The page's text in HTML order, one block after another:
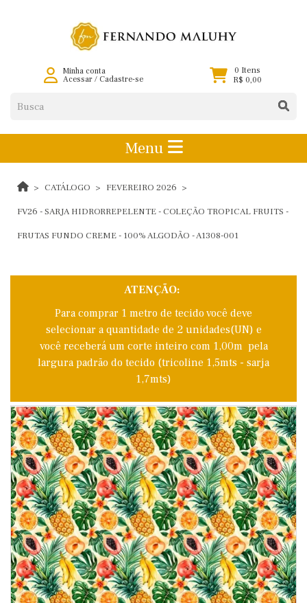
Minha conta
Acessar/ Cadastre-se
0 Itens
R$ 0,00
Menu
CATÁLOGO FEVEREIRO 2026
FV26 - SARJA HIDRORREPELENTE - COLEÇÃO TROPICAL FRUITS -
FRUTAS FUNDO CREME - 100% ALGODÃO - A1308-001
ATENÇÃO:
Para comprar 1 metro de tecido você deve
selecionar a quantidade de 2 unidades(UN) e
você receberá um corte inteiro com 1,00m pela
largura padrão do tecido (tricoline 1,5mts - sarja
1,7mts)